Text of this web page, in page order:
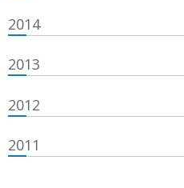
2014
2013
2012
2011